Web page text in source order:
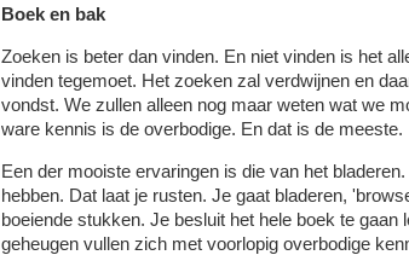
Boek en bak
Zoeken is beter dan vinden. En niet vinden is het
vinden tegemoet. Het zoeken zal verdwijnen en
vondst. We zullen alleen nog maar weten wat we
ware kennis is de overbodige. En dat is de meeste.
Een der mooiste ervaringen is die van het
hebben. Dat laat je rusten. Je gaat bladeren,
boeiende stukken. Je besluit het hele boek te
geheugen vullen zich met voorlopig overbodige